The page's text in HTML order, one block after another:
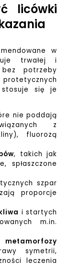
licówki
w
trwałej i
potrzeby
stosuje się je
nie poddają
z
fluorozą
, takich jak
spłaszczone
szpar
proporcje
i startych
m.in.
metamorfozy
symetrii,
leczenia